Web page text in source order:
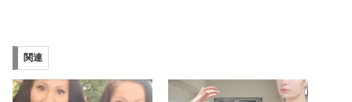
み
中…
関連